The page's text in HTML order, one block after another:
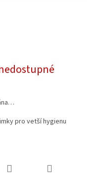
pro vetší hygienu